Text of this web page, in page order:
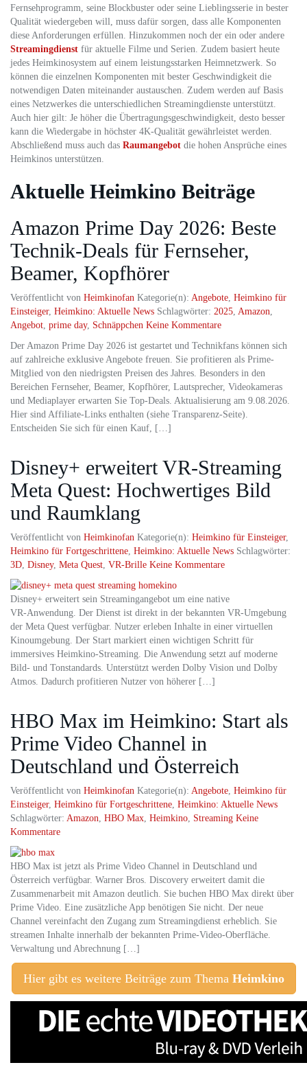
Fernsehprogramm, seine Blockbuster oder seine Lieblingsserie in bester
Qualität wiedergeben will, muss dafür sorgen, dass alle Komponenten
diese Anforderungen erfüllen. Hinzukommen noch der ein oder andere
Streamingdienst für aktuelle Filme und Serien. Zudem basiert heute
jedes Heimkinosystem auf einem leistungsstarken Heimnetzwerk. So
können die einzelnen Komponenten mit bester Geschwindigkeit die
notwendigen Daten miteinander austauschen. Zudem werden auf Basis
eines Netzwerkes die unterschiedlichen Streamingdienste unterstützt.
Auch hier gilt: Je höher die Übertragungsgeschwindigkeit, desto besser
kann die Wiedergabe in höchster 4K-Qualität gewährleistet werden.
Abschließend muss auch das Raumangebot die hohen Ansprüche eines
Heimkinos unterstützen.
Aktuelle Heimkino Beiträge
Amazon Prime Day 2026: Beste
Technik-Deals für Fernseher,
Beamer, Kopfhörer
Veröffentlicht von Heimkinofan Kategorie(n): Angebote, Heimkino für
Einsteiger, Heimkino: Aktuelle News Schlagwörter: 2025, Amazon,
Angebot, prime day, Schnäppchen Keine Kommentare
Der Amazon Prime Day 2026 ist gestartet und Technikfans können sich
auf zahlreiche exklusive Angebote freuen. Sie profitieren als Prime-
Mitglied von den niedrigsten Preisen des Jahres. Besonders in den
Bereichen Fernseher, Beamer, Kopfhörer, Lautsprecher, Videokameras
und Mediaplayer erwarten Sie Top-Deals. Aktualisierung am 9.08.2026.
Hier sind Affiliate-Links enthalten (siehe Transparenz-Seite).
Entscheiden Sie sich für einen Kauf, […]
Disney+ erweitert VR‑Streaming
Meta Quest: Hochwertiges Bild
und Raumklang
Veröffentlicht von Heimkinofan Kategorie(n): Heimkino für Einsteiger,
Heimkino für Fortgeschrittene, Heimkino: Aktuelle News Schlagwörter:
3D, Disney, Meta Quest, VR-Brille Keine Kommentare
Disney+ erweitert sein Streamingangebot um eine native
VR‑Anwendung. Der Dienst ist direkt in der bekannten VR‑Umgebung
der Meta Quest verfügbar. Nutzer erleben Inhalte in einer virtuellen
Kinoumgebung. Der Start markiert einen wichtigen Schritt für
immersives Heimkino‑Streaming. Die Anwendung setzt auf moderne
Bild- und Tonstandards. Unterstützt werden Dolby Vision und Dolby
Atmos. Dadurch profitieren Nutzer von höherer […]
HBO Max im Heimkino: Start als
Prime Video Channel in
Deutschland und Österreich
Veröffentlicht von Heimkinofan Kategorie(n): Angebote, Heimkino für
Einsteiger, Heimkino für Fortgeschrittene, Heimkino: Aktuelle News
Schlagwörter: Amazon, HBO Max, Heimkino, Streaming Keine
Kommentare
HBO Max ist jetzt als Prime Video Channel in Deutschland und
Österreich verfügbar. Warner Bros. Discovery erweitert damit die
Zusammenarbeit mit Amazon deutlich. Sie buchen HBO Max direkt über
Prime Video. Eine zusätzliche App benötigen Sie nicht. Der neue
Channel vereinfacht den Zugang zum Streamingdienst erheblich. Sie
streamen Inhalte innerhalb der bekannten Prime‑Video‑Oberfläche.
Verwaltung und Abrechnung […]
Hier gibt es weitere Beiträge zum Thema Heimkino